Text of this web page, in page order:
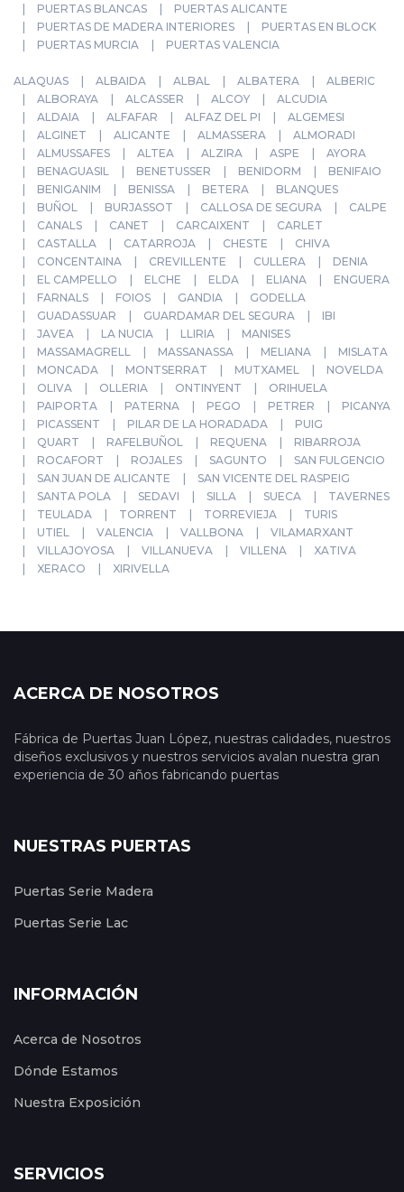
PUERTAS BLANCAS
PUERTAS ALICANTE
PUERTAS DE MADERA INTERIORES
PUERTAS EN BLOCK
PUERTAS MURCIA
PUERTAS VALENCIA
ALAQUAS ALBAIDA ALBAL ALBATERA
ALBERIC
ALBORAYA
ALCASSER ALCOY
ALCUDIA
ALDAIA
ALFAFAR ALFAZ DEL PI
ALGEMESI
ALGINET
ALICANTE ALMASSERA
ALMORADI
ALMUSSAFES
ALTEA ALZIRA ASPE
AYORA
BENAGUASIL
BENETUSSER BENIDORM
BENIFAIO
BENIGANIM
BENISSA BETERA
BLANQUES
BUÑOL
BURJASSOT CALLOSA DE SEGURA
CALPE
CANALS
CANET CARCAIXENT
CARLET
CASTALLA
CATARROJA CHESTE
CHIVA
CONCENTAINA
CREVILLENTE CULLERA
DENIA
EL CAMPELLO
ELCHE ELDA ELIANA
ENGUERA
FARNALS
FOIOS GANDIA
GODELLA
GUADASSUAR
GUARDAMAR DEL SEGURA
IBI
JAVEA
LA NUCIA LLIRIA
MANISES
MASSAMAGRELL
MASSANASSA MELIANA
MISLATA
MONCADA
MONTSERRAT MUTXAMEL
NOVELDA
OLIVA
OLLERIA ONTINYENT
ORIHUELA
PAIPORTA
PATERNA PEGO PETRER
PICANYA
PICASSENT
PILAR DE LA HORADADA
PUIG
QUART
RAFELBUÑOL REQUENA
RIBARROJA
ROCAFORT
ROJALES SAGUNTO
SAN FULGENCIO
SAN JUAN DE ALICANTE
SAN VICENTE DEL RASPEIG
SANTA POLA
SEDAVI SILLA SUECA
TAVERNES
TEULADA
TORRENT TORREVIEJA
TURIS
UTIEL
VALENCIA VALLBONA
VILAMARXANT
VILLAJOYOSA
VILLANUEVA VILLENA
XATIVA
XERACO
XIRIVELLA
ACERCA DE NOSOTROS
Fábrica de Puertas Juan López, nuestras calidades, nuestros
diseños exclusivos y nuestros servicios avalan nuestra gran
experiencia de 30 años fabricando puertas
NUESTRAS PUERTAS
Puertas Serie Madera
Puertas Serie Lac
INFORMACIÓN
Acerca de Nosotros
Dónde Estamos
Nuestra Exposición
SERVICIOS